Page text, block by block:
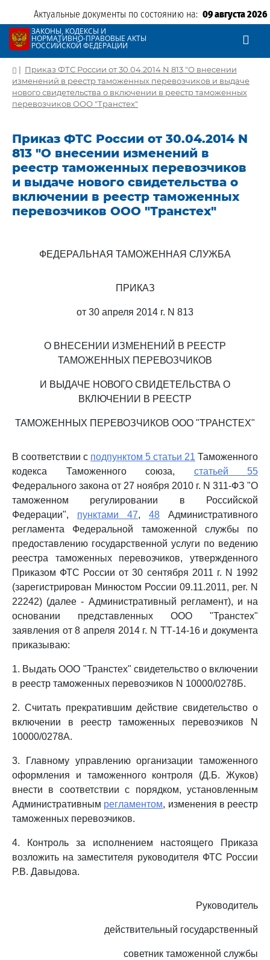
Актуальные документы по состоянию на: 09 августа 2026
ЗАКОНЫ, КОДЕКСЫ И
НОРМАТИВНО-ПРАВОВЫЕ АКТЫ
РОССИЙСКОЙ ФЕДЕРАЦИИ
| Приказ ФТС России от 30.04.2014 N 813 "О внесении
изменений в реестр таможенных перевозчиков и выдаче
нового свидетельства о включении в реестр таможенных
перевозчиков ООО "Транстех"
Приказ ФТС России от 30.04.2014 N
813 "О внесении изменений в
реестр таможенных перевозчиков
и выдаче нового свидетельства о
включении в реестр таможенных
перевозчиков ООО "Транстех"
ФЕДЕРАЛЬНАЯ ТАМОЖЕННАЯ СЛУЖБА
ПРИКАЗ
от 30 апреля 2014 г. N 813
О ВНЕСЕНИИ ИЗМЕНЕНИЙ В РЕЕСТР
ТАМОЖЕННЫХ ПЕРЕВОЗЧИКОВ
И ВЫДАЧЕ НОВОГО СВИДЕТЕЛЬСТВА О
ВКЛЮЧЕНИИ В РЕЕСТР
ТАМОЖЕННЫХ ПЕРЕВОЗЧИКОВ ООО "ТРАНСТЕХ"
В соответствии с подпунктом 5 статьи 21 Таможенного
кодекса Таможенного союза, статьей 55
Федерального закона от 27 ноября 2010 г. N 311-ФЗ "О
таможенном регулировании в Российской
Федерации", пунктами 47, 48 Административного
регламента Федеральной таможенной службы по
предоставлению государственной услуги по ведению
реестра таможенных перевозчиков, утвержденного
Приказом ФТС России от 30 сентября 2011 г. N 1992
(зарегистрирован Минюстом России 09.11.2011, рег. N
22242) (далее - Административный регламент), и на
основании представленных ООО "Транстех"
заявления от 8 апреля 2014 г. N ТТ-14-16 и документа
приказываю:
1. Выдать ООО "Транстех" свидетельство о включении
в реестр таможенных перевозчиков N 10000/0278Б.
2. Считать прекратившим действие свидетельство о
включении в реестр таможенных перевозчиков N
10000/0278А.
3. Главному управлению организации таможенного
оформления и таможенного контроля (Д.Б. Жуков)
внести в соответствии с порядком, установленным
Административным регламентом, изменения в реестр
таможенных перевозчиков.
4. Контроль за исполнением настоящего Приказа
возложить на заместителя руководителя ФТС России
Р.В. Давыдова.
Руководитель
действительный государственный
советник таможенной службы